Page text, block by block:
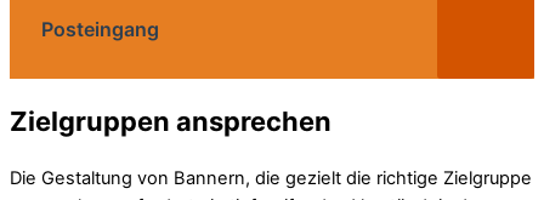
Posteingang
Zielgruppen ansprechen
Die Gestaltung von Bannern, die gezielt die richtige Zielgruppe